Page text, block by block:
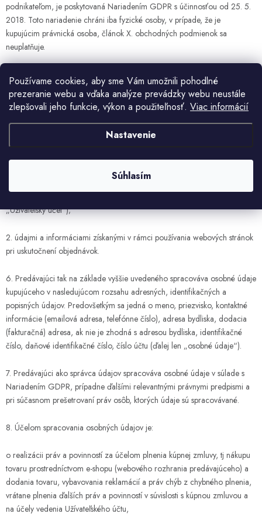
Používame cookies, aby sme Vám umožnili pohodlné
prezeranie webu a vďaka analýze prevádzky webu neustále
zlepšovali jeho funkcie, výkon a použiteľnosť. Viac informácií
Nastavenie
Súhlasím
podnikateľom, je poskytovaná Nariadením GDPR s účinnosťou od 25. 5.
2018. Toto nariadenie chráni iba fyzické osoby, v prípade, že je
kupujúcim právnická osoba, článok X. obchodných podmienok sa
neuplatňuje.
4. Predávajúci postupuje tak, aby subjekt údajov neutrpel ujmu na svojich
právach, najmä na práve na zachovanie ľudskej dôstojnosti, a tiež dbá na
ochranu pred neoprávneným zasahovaním do súkromného a osobného
života dotknutej osoby.
5. Kategórie spracovávaných osobných údajov sa riadi rozsahom, v
„Užívateľský účet“);
2. údajmi a informáciami získanými v rámci používania webových stránok
pri uskutočnení objednávok.
6. Predávajúci tak na základe vyššie uvedeného spracováva osobné údaje
kupujúceho v nasledujúcom rozsahu adresných, identifikačných a
popisných údajov. Predovšetkým sa jedná o meno, priezvisko, kontaktné
informácie (emailová adresa, telefónne číslo), adresa bydliska, dodacia
(fakturačná) adresa, ak nie je zhodná s adresou bydliska, identifikačné
číslo, daňové identifikačné číslo, číslo účtu (ďalej len „osobné údaje“).
7. Predávajúci ako správca údajov spracováva osobné údaje v súlade s
Nariadením GDPR, prípadne ďalšími relevantnými právnymi predpismi a
pri súčasnom prešetrovaní práv osôb, ktorých údaje sú spracovávané.
8. Účelom spracovania osobných údajov je:
o realizácii práv a povinností za účelom plnenia kúpnej zmluvy, tj nákupu
tovaru prostredníctvom e-shopu (webového rozhrania predávajúceho) a
dodania tovaru, vybavovania reklamácií a práv chýb z chybného plnenia,
vrátane plnenia ďalších práv a povinností v súvislosti s kúpnou zmluvou a
na účely vedenia Užívateľského účtu,